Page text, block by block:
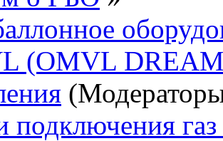
(OMVL
подключения